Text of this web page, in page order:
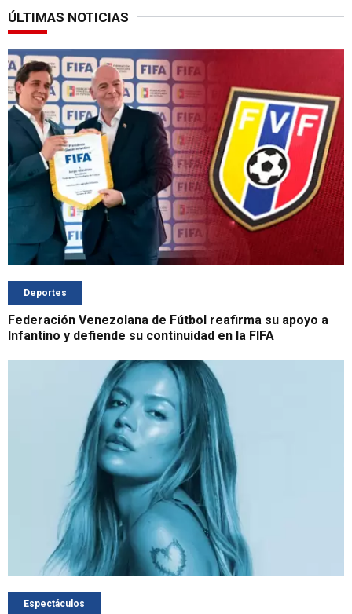
ÚLTIMAS NOTICIAS
Deportes
Federación Venezolana de Fútbol reafirma su apoyo a
Infantino y defiende su continuidad en la FIFA
Espectáculos